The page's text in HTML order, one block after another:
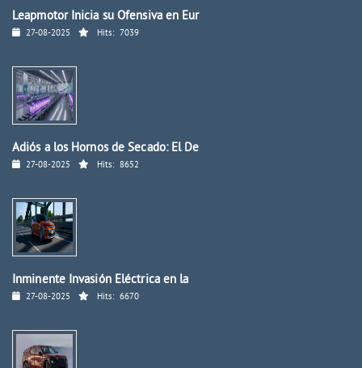
Leapmotor Inicia su Ofensiva en Eur
27-08-2025 Hits: 7039
Adiós a los Hornos de Secado: El De
27-08-2025 Hits: 8652
Inminente Invasión Eléctrica en la
27-08-2025 Hits: 6670